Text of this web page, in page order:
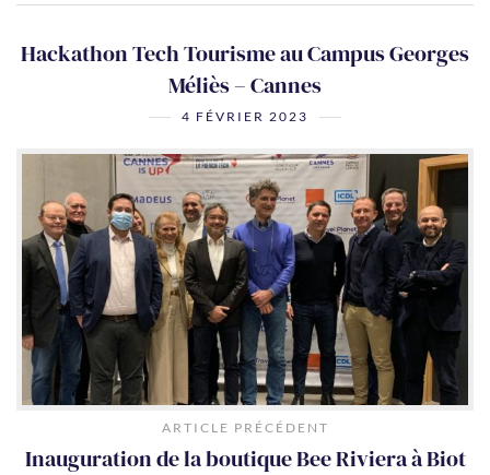
Hackathon Tech Tourisme au Campus Georges
Méliès – Cannes
4 FÉVRIER 2023
ARTICLE PRÉCÉDENT
Inauguration de la boutique Bee Riviera à Biot